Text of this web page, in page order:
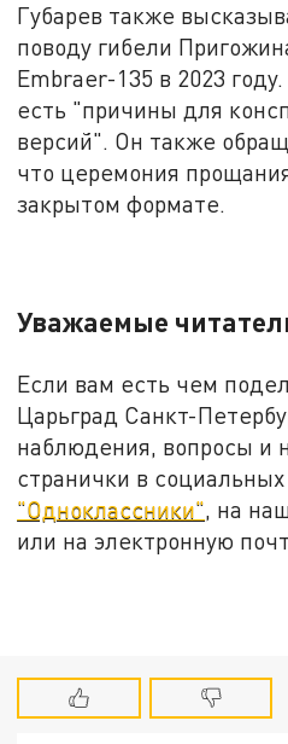
Губарев также
поводу гибели
Embraer-135 в 2023
есть "причины для
версий". Он также
что церемония
закрытом формате.
Уважаемые
Если вам есть чем
Царьград Санкт-
наблюдения, вопросы и
странички в
"Одноклассники", на
или на электронную